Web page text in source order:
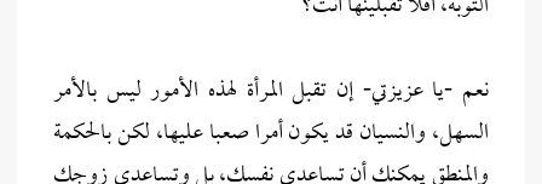
نعم -يا عزيزتي- إن تقبل المرأة لهذه الأمور ليس بالأمر
السهل، والنسيان قد يكون أمرا صعبا عليها، لكن بالحكمة